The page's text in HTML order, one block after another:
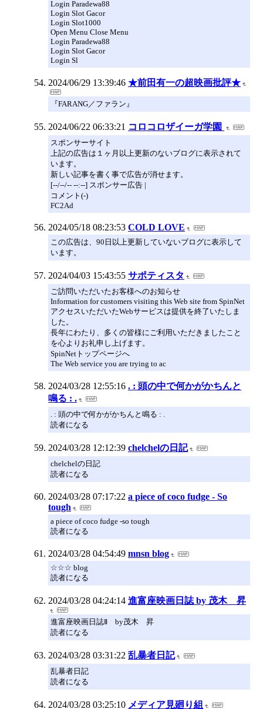
Login Paradewa88
Login Slot Gacor
Login Slot1000
Open Menu Close Menu
Login Paradewa88
Login Slot Gacor
Login Sl
2024/06/29 13:39:46 ★前田有一の超映画批評★
『FARANG／ファラン』
2024/06/22 06:33:21 コロコロザイーガ学園
スポンサーサイト
上記の広告は１ヶ月以上更新のないブログに表示されて
います。
新しい記事を書く事で広告が消せます。
[--/--/-- --:--] スポンサー広告 |
コメント(-)
FC2Ad
2024/05/18 08:23:53 COLD LOVE
この広告は、90日以上更新していないブログに表示して
います。
2024/04/03 15:43:55 サポティスタ
ご訪問いただいたお客様へのお知らせ
Information for customers visiting this Web site from SpinNet
アクセスいただいたWebサービスは提供を終了いたしま
した。
長年にわたり、多くの皆様にご利用いただきましたこと
を心よりお礼申し上げます。
SpinNetトップページへ
The Web service you are trying to ac
2024/03/28 12:55:16 . : 頭の中で何かがかちんと
鳴る : .
. : 頭の中で何かがかちんと鳴る : .
読者になる
2024/03/28 12:12:39 chelchelの日記
chelchelの日記
読者になる
2024/03/28 07:17:22 a piece of coco fudge - So
tough
a piece of coco fudge -so tough
読者になる
2024/03/28 04:54:49 mnsn blog
☆☆☆ blog
読者になる
2024/03/28 04:24:14 進富座映画日誌 by 茂木 昇
進富座映画日誌Ⅱ by茂木 昇
読者になる
2024/03/28 03:31:22 乱暴者日記
乱暴者日記
読者になる
2024/03/28 03:25:10 メディア見廻り組